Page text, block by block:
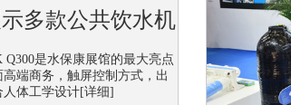
专家 康尼蒂克高调亮相上
多款公共饮水机
Q300是水保康展馆的最大亮点
端商务，触屏控制方式，出
人体工学设计[详细]